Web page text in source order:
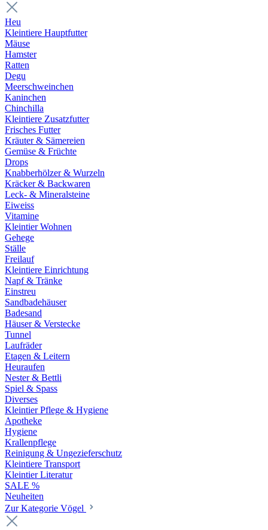
Heu
Kleintiere Hauptfutter
Mäuse
Hamster
Ratten
Degu
Meerschweinchen
Kaninchen
Chinchilla
Kleintiere Zusatzfutter
Frisches Futter
Kräuter & Sämereien
Gemüse & Früchte
Drops
Knabberhölzer & Wurzeln
Kräcker & Backwaren
Leck- & Mineralsteine
Eiweiss
Vitamine
Kleintier Wohnen
Gehege
Ställe
Freilauf
Kleintiere Einrichtung
Napf & Tränke
Einstreu
Sandbadehäuser
Badesand
Häuser & Verstecke
Tunnel
Laufräder
Etagen & Leitern
Heuraufen
Nester & Bettli
Spiel & Spass
Diverses
Kleintier Pflege & Hygiene
Apotheke
Hygiene
Krallenpflege
Reinigung & Ungezieferschutz
Kleintiere Transport
Kleintier Literatur
SALE %
Neuheiten
Zur Kategorie Vögel